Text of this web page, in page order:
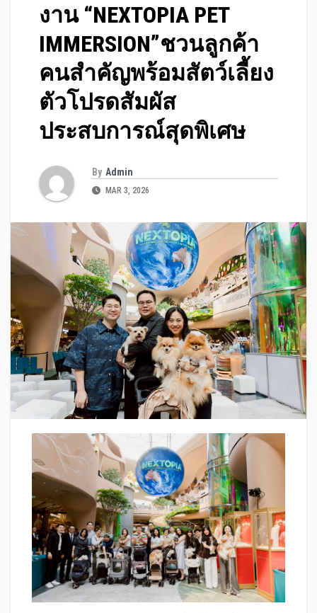
งาน “NEXTOPIA PET
IMMERSION”ชวนลูกค้า
คนสำคัญพร้อมสัตว์เลี้ยง
ตัวโปรดสัมผัส
ประสบการณ์สุดพิเศษ
By Admin
MAR 3, 2026